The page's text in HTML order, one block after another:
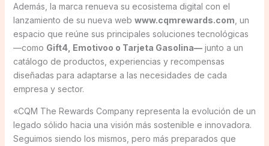
Además, la marca renueva su ecosistema digital con el
lanzamiento de su nueva web www.cqmrewards.com , un
espacio que reúne sus principales soluciones tecnológicas
—como Gift4, Emotivoo o Tarjeta Gasolina—junto a un
catálogo de productos, experiencias y recompensas
diseñadas para adaptarse a las necesidades de cada
empresa y sector.
«CQM The Rewards Company representa la evolución de un
legado sólido hacia una visión más sostenible e innovadora.
Seguimos siendo los mismos, pero más preparados que